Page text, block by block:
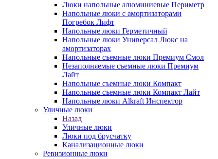
Люки напольные алюминиевые Периметр
Напольные люки с амортизаторами
Погребок Лифт
Напольные люки Герметичный
Напольные люки Универсал Люкс на
амортизаторах
Напольные съемные люки Премиум Смол
Незаполняемые съемные люки Премиум
Лайт
Напольные съемные люки Компакт
Напольные съемные люки Компакт Лайт
Напольные люки Alkraft Инспектор
Уличные люки
Назад
Уличные люки
Люки под брусчатку
Канализационные люки
Ревизионные люки